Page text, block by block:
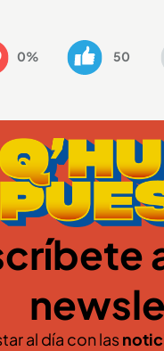
0% 50
al día con las